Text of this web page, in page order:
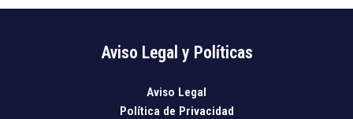
Aviso Legal y Políticas
Aviso Legal
Política de Privacidad